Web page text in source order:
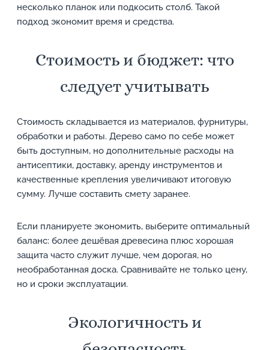
несколько планок или подкосить столб. Такой
подход экономит время и средства.
Стоимость и бюджет: что
следует учитывать
Стоимость складывается из материалов, фурнитуры,
обработки и работы. Дерево само по себе может
быть доступным, но дополнительные расходы на
антисептики, доставку, аренду инструментов и
качественные крепления увеличивают итоговую
сумму. Лучше составить смету заранее.
Если планируете экономить, выберите оптимальный
баланс: более дешёвая древесина плюс хорошая
защита часто служит лучше, чем дорогая, но
необработанная доска. Сравнивайте не только цену,
но и сроки эксплуатации.
Экологичность и